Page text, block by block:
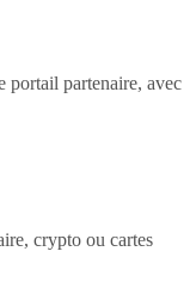
portail partenaire, avec
crypto ou cartes